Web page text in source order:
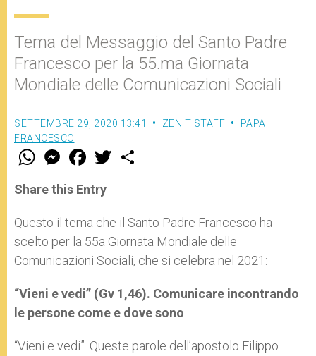
Tema del Messaggio del Santo Padre
Francesco per la 55.ma Giornata
Mondiale delle Comunicazioni Sociali
SETTEMBRE 29, 2020 13:41 ZENIT STAFF
PAPA
FRANCESCO
W
t
s
p
p
M
e
s
e
g
e
r
F
a
e
b
o
k
w
r
Share this Entry
Questo il tema che il Santo Padre Francesco ha
scelto per la 55a Giornata Mondiale delle
Comunicazioni Sociali, che si celebra nel 2021:
“Vieni e vedi” (Gv 1,46). Comunicare incontrando
le persone come e dove sono
“Vieni e vedi”. Queste parole dell’apostolo Filippo